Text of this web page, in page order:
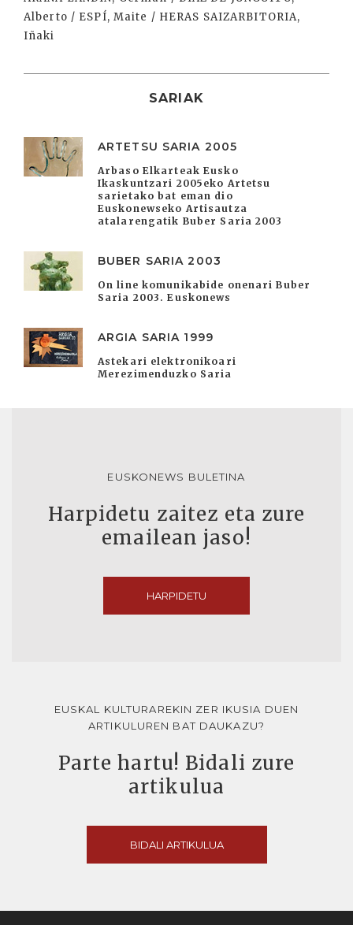
Alberto / ESPÍ, Maite / HERAS SAIZARBITORIA,
Iñaki
SARIAK
ARTETSU SARIA 2005
Arbaso Elkarteak Eusko
Ikaskuntzari 2005eko Artetsu
sarietako bat eman dio
Euskonewseko Artisautza
atalarengatik Buber Saria 2003
BUBER SARIA 2003
On line komunikabide onenari Buber
Saria 2003. Euskonews
ARGIA SARIA 1999
Astekari elektronikoari
Merezimenduzko Saria
EUSKONEWS BULETINA
Harpidetu zaitez eta zure
emailean jaso!
HARPIDETU
EUSKAL KULTURAREKIN ZER IKUSIA DUEN
ARTIKULUREN BAT DAUKAZU?
Parte hartu! Bidali zure
artikulua
BIDALI ARTIKULUA